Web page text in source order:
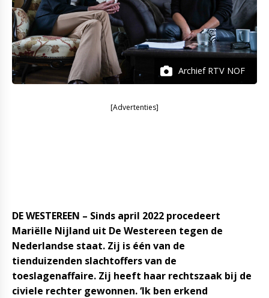
Archief RTV NOF
[Advertenties]
DE WESTEREEN – Sinds april 2022 procedeert
Mariëlle Nijland uit De Westereen tegen de
Nederlandse staat. Zij is één van de
tienduizenden slachtoffers van de
toeslagenaffaire. Zij heeft haar rechtszaak bij de
civiele rechter gewonnen. ‘Ik ben erkend